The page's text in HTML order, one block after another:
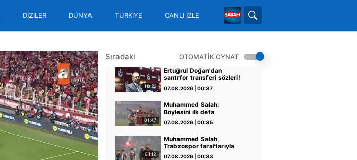
DİZİLER DÜNYA TÜRKİYE CANLI İZLE
Sıradaki OTOMATİK OYNAT
18:22
Ertuğrul Doğan'dan
santrfor transferi sözleri!
07.08.2026 | 00:37
01:47
Muhammed Salah:
Böylesini ilk defa
görüyorum
07.08.2026 | 00:35
01:12
Muhammed Salah,
Trabzospor taraftarıyla
buluştu!
07.08.2026 | 00:33